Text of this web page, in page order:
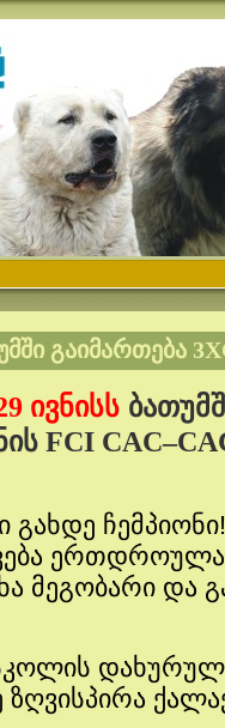
ᲒᲐᲘᲛᲐᲠᲗᲔᲑᲐ
ივნისს
FCI
გახდე ჩემპიონი!
მეგობარი და